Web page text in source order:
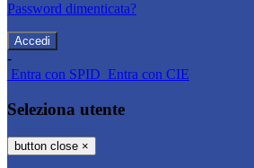
Password dimenticata?
-
Entra con SPID Entra con CIE
Seleziona utente
button close ×